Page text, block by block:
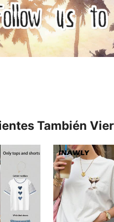
También